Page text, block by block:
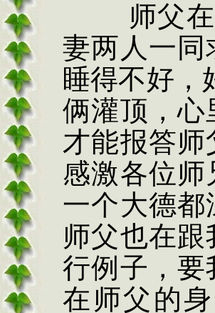
师父在
妻两人一同
睡得不好，
俩灌顶，心
才能报答
感激各位
一个大德
师父也在
行例子，要
在师父的